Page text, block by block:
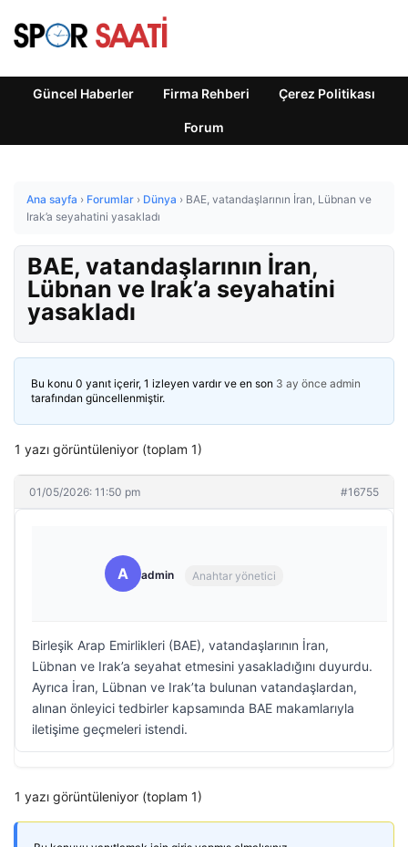
Güncel Haberler Firma Rehberi Çerez Politikası
Forum
Ana sayfa › Forumlar › Dünya › BAE, vatandaşlarının İran, Lübnan ve
Irak’a seyahatini yasakladı
BAE, vatandaşlarının İran,
Lübnan ve Irak’a seyahatini
yasakladı
Bu konu 0 yanıt içerir, 1 izleyen vardır ve en son 3 ay önce admin
tarafından güncellenmiştir.
1 yazı görüntüleniyor (toplam 1)
01/05/2026: 11:50 pm #16755
A admin Anahtar yönetici
Birleşik Arap Emirlikleri (BAE), vatandaşlarının İran,
Lübnan ve Irak’a seyahat etmesini yasakladığını duyurdu.
Ayrıca İran, Lübnan ve Irak’ta bulunan vatandaşlardan,
alınan önleyici tedbirler kapsamında BAE makamlarıyla
iletişime geçmeleri istendi.
1 yazı görüntüleniyor (toplam 1)